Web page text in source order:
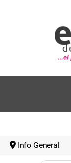
Info General